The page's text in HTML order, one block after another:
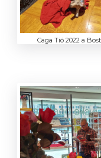
Caga Tió 2022 a